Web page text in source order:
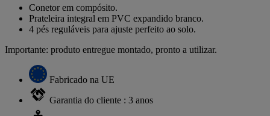
Conetor em compósito.
Prateleira integral em PVC expandido branco.
4 pés reguláveis para ajuste perfeito ao solo.
Importante: produto entregue montado, pronto a utilizar.
Fabricado na UE
Garantia do cliente : 3 anos